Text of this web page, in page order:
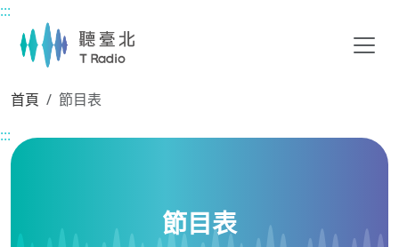
主要內容區塊
:::
首頁
節目表
:::
節目表